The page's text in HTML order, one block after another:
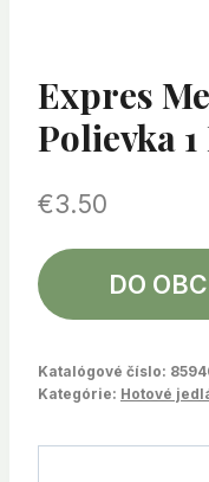
Expres
Polievka
€3.50
DO
Katalógové číslo:
Kategórie: Hotové